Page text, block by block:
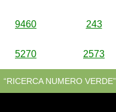
9460 243
5270 2573
“RICERCA NUMERO VERDE”